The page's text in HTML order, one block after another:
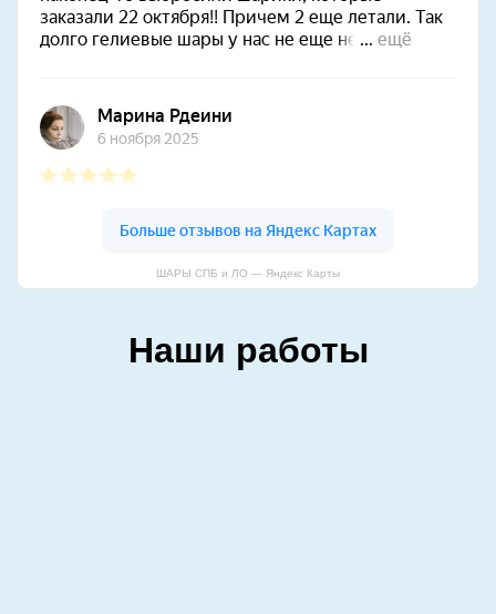
ШАРЫ СПБ и ЛО — Яндекс Карты
Наши работы